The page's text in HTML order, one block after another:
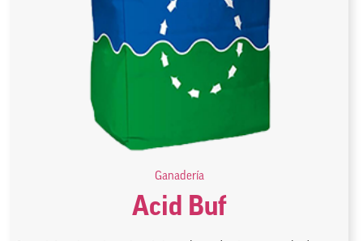
Ganadería
Acid Buf